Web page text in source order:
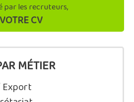
par les recruteurs,
CV
MÉTIER